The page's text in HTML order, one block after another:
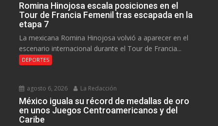
Romina Hinojosa escala posiciones en el
Tour de Francia Femenil tras escapada en la
etapa 7
La mexicana Romina Hinojosa volvió a aparecer en el
escenario internacional durante el Tour de Francia...
DEPORTES
agosto 6, 2026 La Redacción
México iguala su récord de medallas de oro
en unos Juegos Centroamericanos y del
Caribe